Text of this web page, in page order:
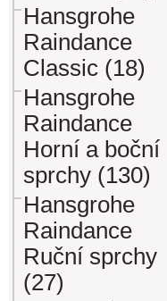
Hansgrohe
Raindance
Classic (18)
Hansgrohe
Raindance
Horní a boční
sprchy (130)
Hansgrohe
Raindance
Ruční sprchy
(27)